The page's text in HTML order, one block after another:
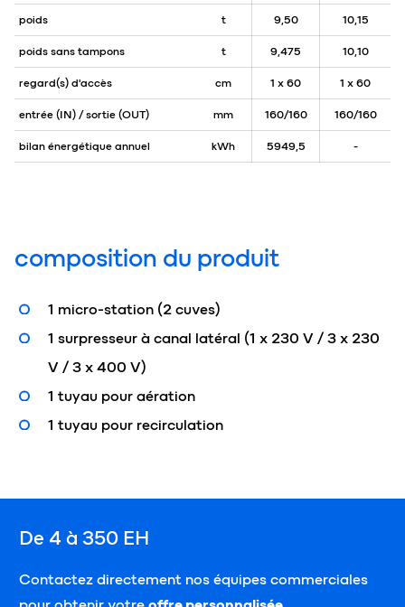
poids t 9,50 10,15
poids sans tampons t 9,475 10,10
regard(s) d'accès cm 1 x 60 1 x 60
entrée (IN) / sortie (OUT) mm 160/160 160/160
bilan énergétique annuel kWh 5949,5 -
composition du produit
1 micro-station (2 cuves)
1 surpresseur à canal latéral (1 x 230 V / 3 x 230
V / 3 x 400 V)
1 tuyau pour aération
1 tuyau pour recirculation
De 4 à 350 EH
Contactez directement nos équipes commerciales